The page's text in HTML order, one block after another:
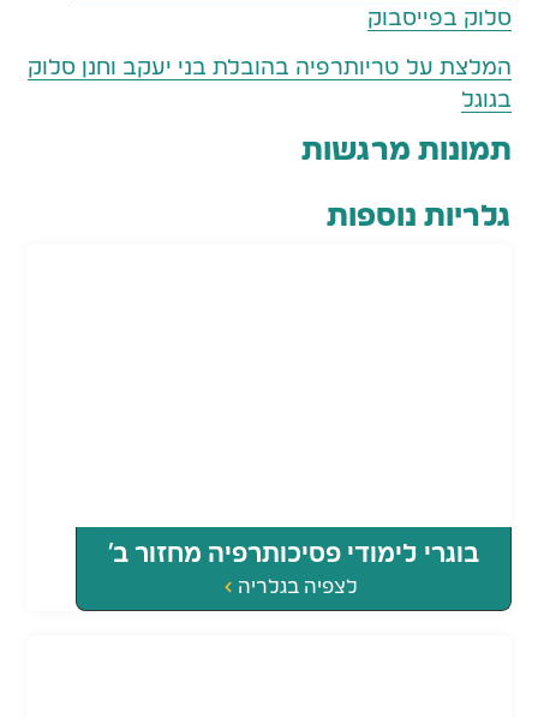
סלוק בפייסבוק
המלצת על טריותרפיה בהובלת בני יעקב וחנן סלוק
בגוגל
תמונות מרגשות
גלריות נוספות
בוגרי לימודי פסיכותרפיה מחזור ב'
2026
לצפיה בגלריה